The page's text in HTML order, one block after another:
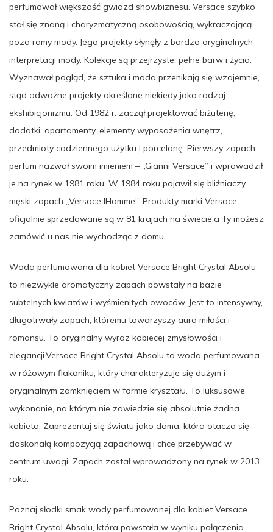
perfumował większość gwiazd showbiznesu. Versace szybko
stał się znaną i charyzmatyczną osobowością, wykraczającą
poza ramy mody. Jego projekty słynęły z bardzo oryginalnych
interpretacji mody. Kolekcje są przejrzyste, pełne barw i życia.
Wyznawał pogląd, że sztuka i moda przenikają się wzajemnie,
stąd odważne projekty określane niekiedy jako rodzaj
ekshibicjonizmu. Od 1982 r. zaczął projektować biżuterię,
dodatki, apartamenty, elementy wyposażenia wnętrz,
przedmioty codziennego użytku i porcelanę. Pierwszy zapach
perfum nazwał swoim imieniem – „Gianni Versace” i wprowadził
je na rynek w 1981 roku. W 1984 roku pojawił się bliźniaczy,
męski zapach „Versace lHomme”. Produkty marki Versace
oficjalnie sprzedawane są w 81 krajach na świecie,a Ty możesz
zamówić u nas nie wychodząc z domu.
Woda perfumowana dla kobiet Versace Bright Crystal Absolu
to niezwykle aromatyczny zapach powstały na bazie
subtelnych kwiatów i wyśmienitych owoców. Jest to intensywny,
długotrwały zapach, któremu towarzyszy aura miłości i
romansu. To oryginalny wyraz kobiecej zmysłowości i
elegancji.Versace Bright Crystal Absolu to woda perfumowana
w różowym flakoniku, który charakteryzuje się dużym i
oryginalnym zamknięciem w formie kryształu. To luksusowe
wykonanie, na którym nie zawiedzie się absolutnie żadna
kobieta. Zaprezentuj się światu jako dama, która otacza się
doskonałą kompozycją zapachową i chce przebywać w
centrum uwagi. Zapach został wprowadzony na rynek w 2013
roku.
Poznaj słodki smak wody perfumowanej dla kobiet Versace
Bright Crystal Absolu, która powstała w wyniku połączenia